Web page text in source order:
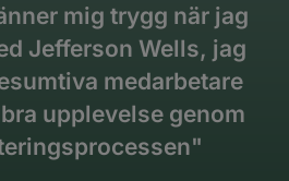
mig trygg när jag
Jefferson Wells, jag
medarbetare
upplevelse genom